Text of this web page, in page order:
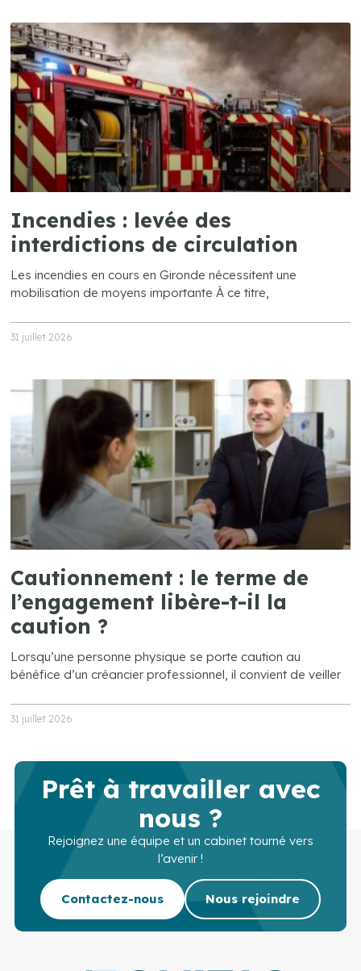
Incendies : levée des
interdictions de circulation
Les incendies en cours en Gironde nécessitent une
mobilisation de moyens importante À ce titre,
31 juillet 2026
Cautionnement : le terme de
l’engagement libère-t-il la
caution ?
Lorsqu’une personne physique se porte caution au
bénéfice d’un créancier professionnel, il convient de veiller
31 juillet 2026
Prêt à travailler avec
nous ?
Rejoignez une équipe et un cabinet tourné vers
l’avenir !
Contactez-nous Nous rejoindre